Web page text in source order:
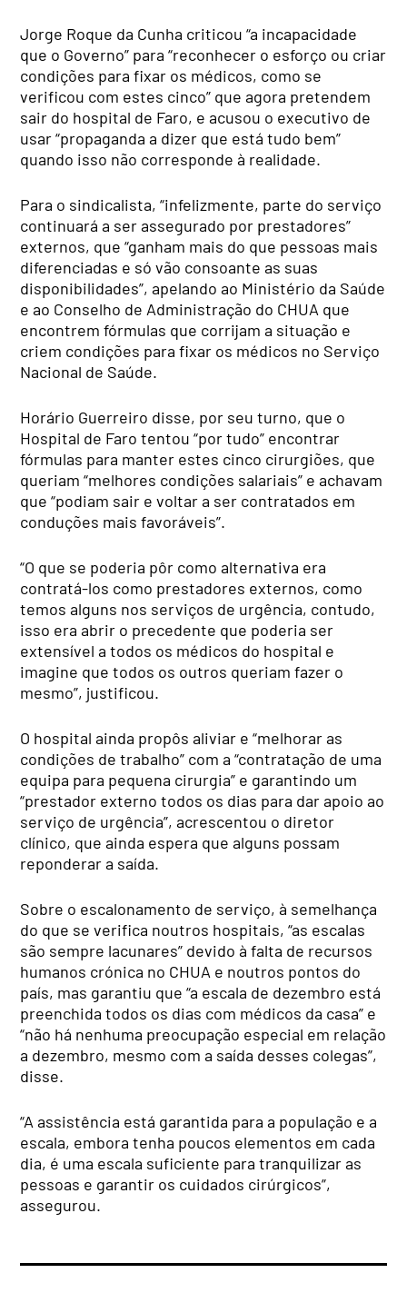
Jorge Roque da Cunha criticou “a incapacidade
que o Governo” para “reconhecer o esforço ou criar
condições para fixar os médicos, como se
verificou com estes cinco” que agora pretendem
sair do hospital de Faro, e acusou o executivo de
usar “propaganda a dizer que está tudo bem”
quando isso não corresponde à realidade.
Para o sindicalista, “infelizmente, parte do serviço
continuará a ser assegurado por prestadores”
externos, que “ganham mais do que pessoas mais
diferenciadas e só vão consoante as suas
disponibilidades”, apelando ao Ministério da Saúde
e ao Conselho de Administração do CHUA que
encontrem fórmulas que corrijam a situação e
criem condições para fixar os médicos no Serviço
Nacional de Saúde.
Horário Guerreiro disse, por seu turno, que o
Hospital de Faro tentou “por tudo” encontrar
fórmulas para manter estes cinco cirurgiões, que
queriam “melhores condições salariais” e achavam
que “podiam sair e voltar a ser contratados em
conduções mais favoráveis”.
“O que se poderia pôr como alternativa era
contratá-los como prestadores externos, como
temos alguns nos serviços de urgência, contudo,
isso era abrir o precedente que poderia ser
extensível a todos os médicos do hospital e
imagine que todos os outros queriam fazer o
mesmo”, justificou.
O hospital ainda propôs aliviar e “melhorar as
condições de trabalho” com a “contratação de uma
equipa para pequena cirurgia” e garantindo um
“prestador externo todos os dias para dar apoio ao
serviço de urgência”, acrescentou o diretor
clínico, que ainda espera que alguns possam
reponderar a saída.
Sobre o escalonamento de serviço, à semelhança
do que se verifica noutros hospitais, “as escalas
são sempre lacunares” devido à falta de recursos
humanos crónica no CHUA e noutros pontos do
país, mas garantiu que “a escala de dezembro está
preenchida todos os dias com médicos da casa” e
“não há nenhuma preocupação especial em relação
a dezembro, mesmo com a saída desses colegas”,
disse.
“A assistência está garantida para a população e a
escala, embora tenha poucos elementos em cada
dia, é uma escala suficiente para tranquilizar as
pessoas e garantir os cuidados cirúrgicos”,
assegurou.